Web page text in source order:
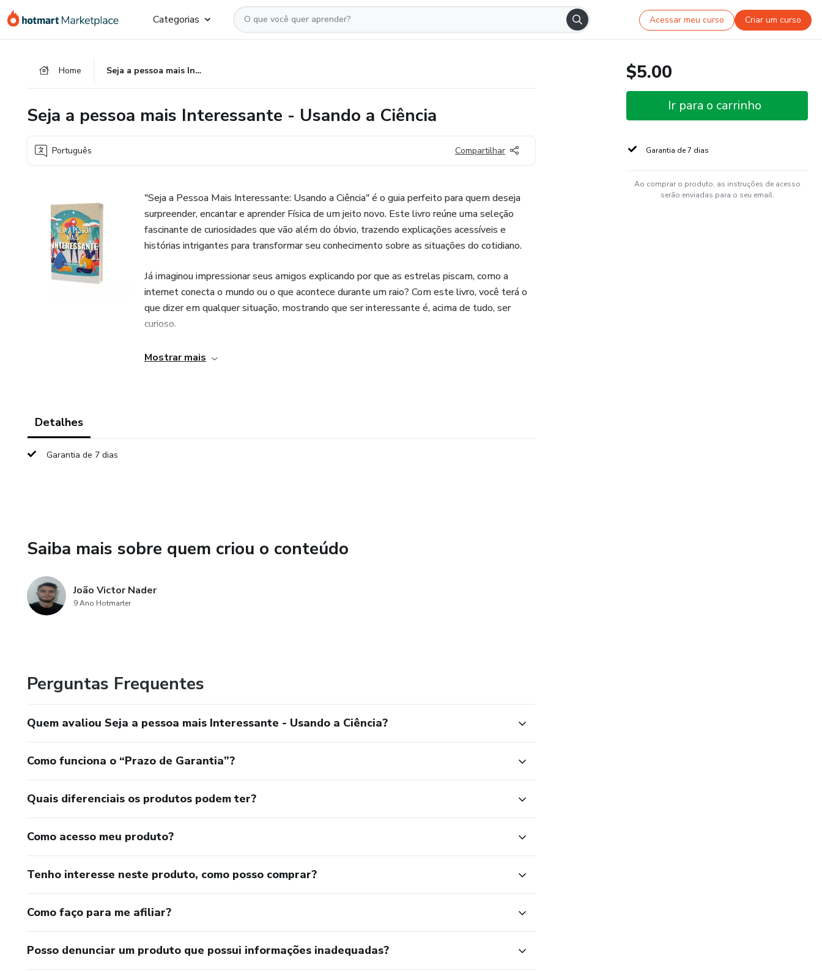
para
para
para
Categorias Acessar meu curso Criar um curso
Home Seja a pessoa mais Interessante - Usando a Ciência
Seja a pessoa mais Interessante - Usando a Ciência
Português Compartilhar
"Seja a Pessoa Mais Interessante: Usando a Ciência" é o guia perfeito para quem deseja
surpreender, encantar e aprender Física de um jeito novo. Este livro reúne uma seleção
fascinante de curiosidades que vão além do óbvio, trazendo explicações acessíveis e
histórias intrigantes para transformar seu conhecimento sobre as situações do cotidiano.
Já imaginou impressionar seus amigos explicando por que as estrelas piscam, como a
internet conecta o mundo ou o que acontece durante um raio? Com este livro, você terá o
que dizer em qualquer situação, mostrando que ser interessante é, acima de tudo, ser
curioso.
Escrito de forma leve e divertida, ele é ideal tanto para curiosos quanto para estudantes,
Mostrar mais
Detalhes
Garantia de 7 dias
Saiba mais sobre quem criou o conteúdo
João Victor Nader
9 Ano Hotmarter
Perguntas Frequentes
Quem avaliou Seja a pessoa mais Interessante - Usando a Ciência?
Como funciona o “Prazo de Garantia”?
Quais diferenciais os produtos podem ter?
Como acesso meu produto?
Tenho interesse neste produto, como posso comprar?
Como faço para me afiliar?
Posso denunciar um produto que possui informações inadequadas?
$5.00
Ir para o carrinho
Garantia de 7 dias
Ao comprar o produto, as instruções de acesso
serão enviadas para o seu email.